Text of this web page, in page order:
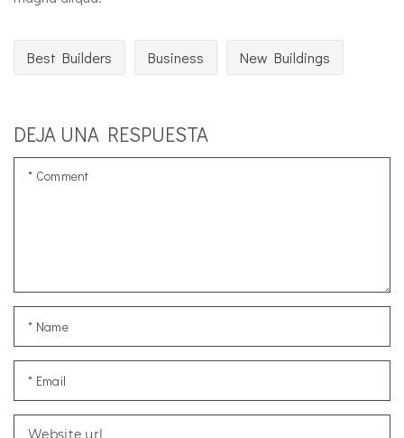
Best Builders Business New Buildings
DEJA UNA RESPUESTA